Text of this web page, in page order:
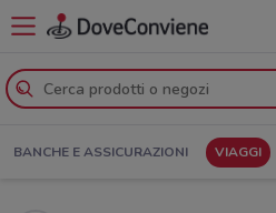
BANCHE E ASSICURAZIONI VIAGGI